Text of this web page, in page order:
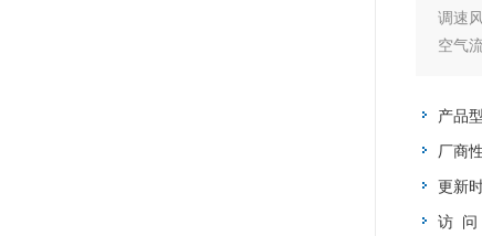
调速
空气
大表
产品
厂商
更新
访 问